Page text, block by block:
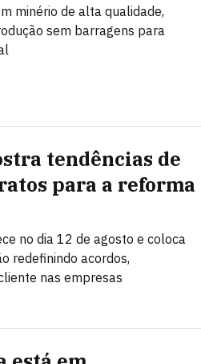
minério de alta qualidade,
sem barragens para
tendências de
para a reforma
no dia 12 de agosto e coloca
redefinindo acordos,
nas empresas